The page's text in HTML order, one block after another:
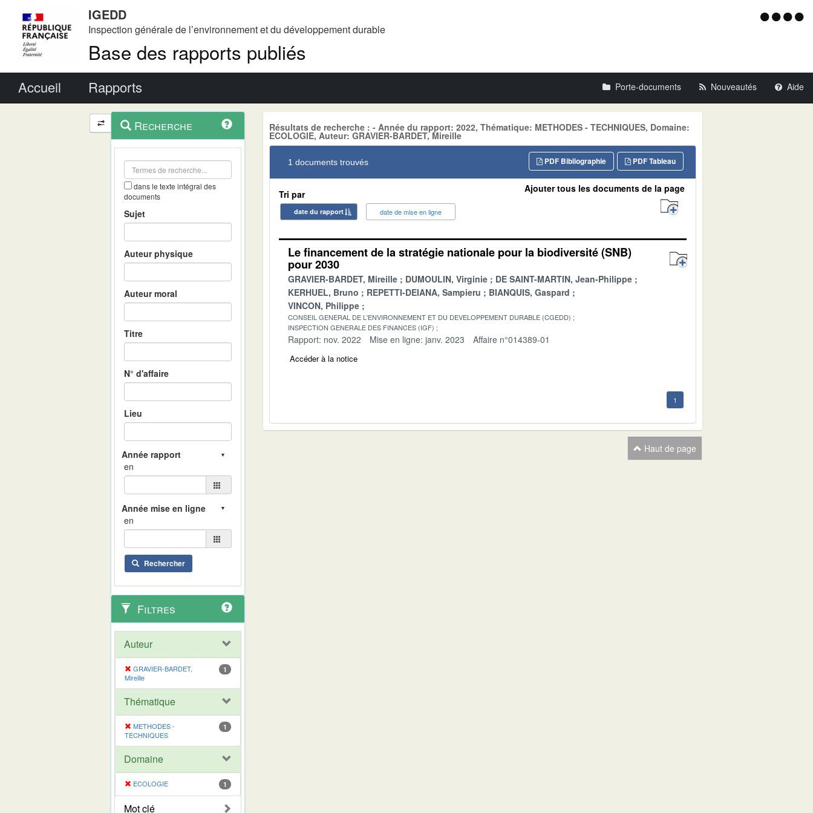
IGEDD
Inspection générale de l’environnement et du développement durable
Base des rapports publiés
Menu
Accueil Rapports Porte-documents Nouveautés Aide
Navigation
et
outils
contextuel
Recherche
dans le texte intégral des
documents
Sujet
Auteur physique
Auteur moral
Titre
N° d'affaire
Lieu
en
en
Rechercher
Filtres
Auteur
GRAVIER-BARDET,
Mireille
1
Thématique
METHODES -
TECHNIQUES
1
Domaine
ECOLOGIE 1
Mot clé
Résultats de recherche : - Année du rapport: 2022, Thématique: METHODES - TECHNIQUES, Domaine:
ECOLOGIE, Auteur: GRAVIER-BARDET, Mireille
1 documents trouvés PDF Tableau
PDF Bibliographie
Tri par
date du rapport date de mise en ligne
Ajouter tous les documents de la page
Le financement de la stratégie nationale pour la biodiversité (SNB)
pour 2030
GRAVIER-BARDET, Mireille DUMOULIN, Virginie
DE SAINT-MARTIN, Jean-Philippe
KERHUEL, Bruno
REPETTI-DEIANA, Sampieru
BIANQUIS, Gaspard
VINCON, Philippe
CONSEIL GENERAL DE L'ENVIRONNEMENT ET DU DEVELOPPEMENT DURABLE (CGEDD)
INSPECTION GENERALE DES FINANCES (IGF)
Rapport: nov. 2022 Mise en ligne: janv. 2023 Affaire n°014389-01
Accéder à la notice
1
Haut de page